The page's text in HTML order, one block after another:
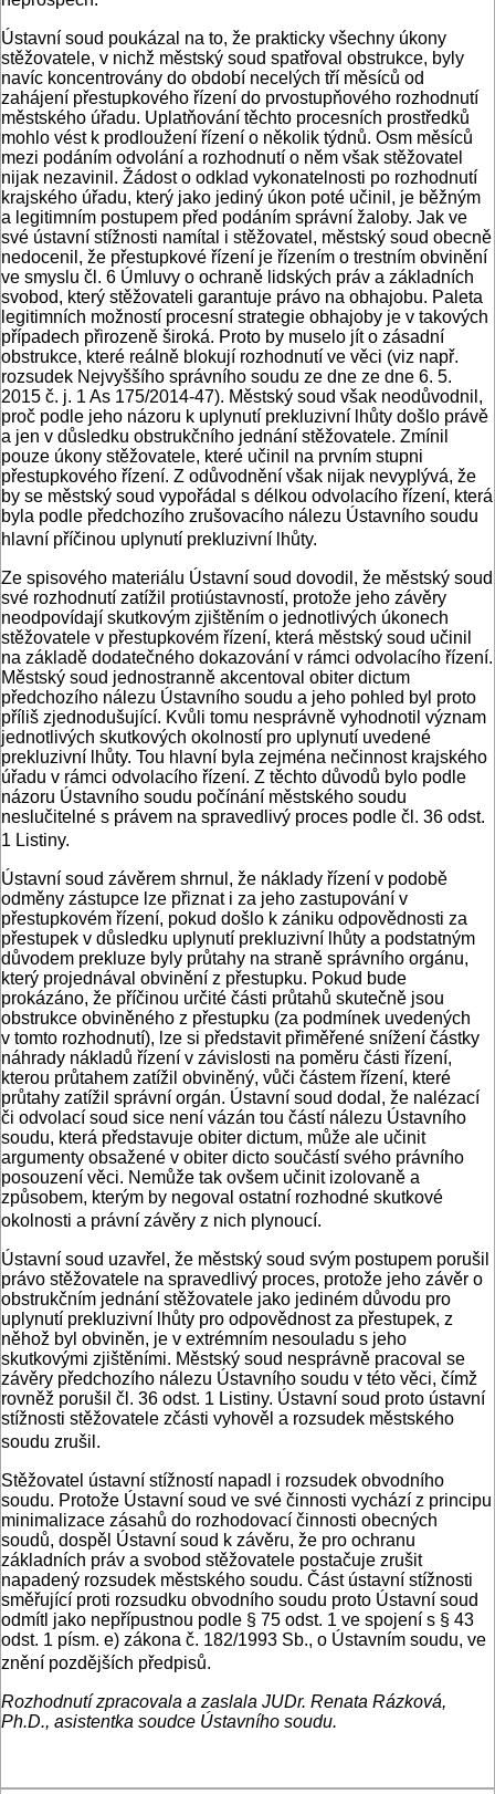
Ústavní soud poukázal na to, že prakticky všechny úkony
stěžovatele, v nichž městský soud spatřoval obstrukce, byly
navíc koncentrovány do období necelých tří měsíců od
zahájení přestupkového řízení do prvostupňového rozhodnutí
městského úřadu. Uplatňování těchto procesních prostředků
mohlo vést k prodloužení řízení o několik týdnů. Osm měsíců
mezi podáním odvolání a rozhodnutí o něm však stěžovatel
nijak nezavinil. Žádost o odklad vykonatelnosti po rozhodnutí
krajského úřadu, který jako jediný úkon poté učinil, je běžným
a legitimním postupem před podáním správní žaloby. Jak ve
své ústavní stížnosti namítal i stěžovatel, městský soud obecně
nedocenil, že přestupkové řízení je řízením o trestním obvinění
ve smyslu čl. 6 Úmluvy o ochraně lidských práv a základních
svobod, který stěžovateli garantuje právo na obhajobu. Paleta
legitimních možností procesní strategie obhajoby je v takových
případech přirozeně široká. Proto by muselo jít o zásadní
obstrukce, které reálně blokují rozhodnutí ve věci (viz např.
rozsudek Nejvyššího správního soudu ze dne ze dne 6. 5.
2015 č. j. 1 As 175/2014-47). Městský soud však neodůvodnil,
proč podle jeho názoru k uplynutí prekluzivní lhůty došlo právě
a jen v důsledku obstrukčního jednání stěžovatele. Zmínil
pouze úkony stěžovatele, které učinil na prvním stupni
přestupkového řízení. Z odůvodnění však nijak nevyplývá, že
by se městský soud vypořádal s délkou odvolacího řízení, která
byla podle předchozího zrušovacího nálezu Ústavního soudu
hlavní příčinou uplynutí prekluzivní lhůty.
Ze spisového materiálu Ústavní soud dovodil, že městský soud
své rozhodnutí zatížil protiústavností, protože jeho závěry
neodpovídají skutkovým zjištěním o jednotlivých úkonech
stěžovatele v přestupkovém řízení, která městský soud učinil
na základě dodatečného dokazování v rámci odvolacího řízení.
Městský soud jednostranně akcentoval obiter dictum
předchozího nálezu Ústavního soudu a jeho pohled byl proto
příliš zjednodušující. Kvůli tomu nesprávně vyhodnotil význam
jednotlivých skutkových okolností pro uplynutí uvedené
prekluzivní lhůty. Tou hlavní byla zejména nečinnost krajského
úřadu v rámci odvolacího řízení. Z těchto důvodů bylo podle
názoru Ústavního soudu počínání městského soudu
neslučitelné s právem na spravedlivý proces podle čl. 36 odst.
1 Listiny.
Ústavní soud závěrem shrnul, že náklady řízení v podobě
odměny zástupce lze přiznat i za jeho zastupování v
přestupkovém řízení, pokud došlo k zániku odpovědnosti za
přestupek v důsledku uplynutí prekluzivní lhůty a podstatným
důvodem prekluze byly průtahy na straně správního orgánu,
který projednával obvinění z přestupku. Pokud bude
prokázáno, že příčinou určité části průtahů skutečně jsou
obstrukce obviněného z přestupku (za podmínek uvedených
v tomto rozhodnutí), lze si představit přiměřené snížení částky
náhrady nákladů řízení v závislosti na poměru části řízení,
kterou průtahem zatížil obviněný, vůči částem řízení, které
průtahy zatížil správní orgán. Ústavní soud dodal, že nalézací
či odvolací soud sice není vázán tou částí nálezu Ústavního
soudu, která představuje obiter dictum, může ale učinit
argumenty obsažené v obiter dicto součástí svého právního
posouzení věci. Nemůže tak ovšem učinit izolovaně a
způsobem, kterým by negoval ostatní rozhodné skutkové
okolnosti a právní závěry z nich plynoucí.
Ústavní soud uzavřel, že městský soud svým postupem porušil
právo stěžovatele na spravedlivý proces, protože jeho závěr o
obstrukčním jednání stěžovatele jako jediném důvodu pro
uplynutí prekluzivní lhůty pro odpovědnost za přestupek, z
něhož byl obviněn, je v extrémním nesouladu s jeho
skutkovými zjištěními. Městský soud nesprávně pracoval se
závěry předchozího nálezu Ústavního soudu v této věci, čímž
rovněž porušil čl. 36 odst. 1 Listiny. Ústavní soud proto ústavní
stížnosti stěžovatele zčásti vyhověl a rozsudek městského
soudu zrušil.
Stěžovatel ústavní stížností napadl i rozsudek obvodního
soudu. Protože Ústavní soud ve své činnosti vychází z principu
minimalizace zásahů do rozhodovací činnosti obecných
soudů, dospěl Ústavní soud k závěru, že pro ochranu
základních práv a svobod stěžovatele postačuje zrušit
napadený rozsudek městského soudu. Část ústavní stížnosti
směřující proti rozsudku obvodního soudu proto Ústavní soud
odmítl jako nepřípustnou podle § 75 odst. 1 ve spojení s § 43
odst. 1 písm. e) zákona č. 182/1993 Sb., o Ústavním soudu, ve
znění pozdějších předpisů.
Rozhodnutí zpracovala a zaslala JUDr. Renata Rázková,
Ph.D., asistentka soudce Ústavního soudu.